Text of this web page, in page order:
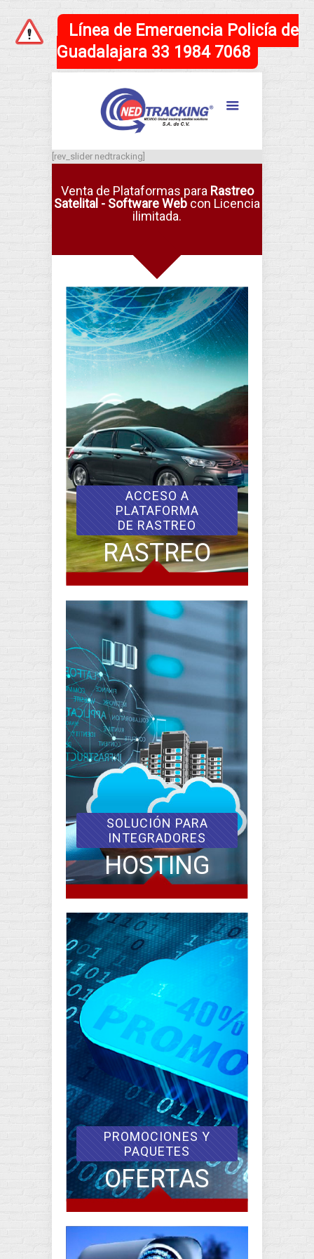
Línea de Emergencia Policía de
Guadalajara 33 1984 7068
[rev_slider nedtracking]
Venta de Plataformas para Rastreo
Satelital - Software Web con Licencia
ilimitada.
ACCESO A
PLATAFORMA
DE RASTREO
RASTREO
SOLUCIÓN PARA
INTEGRADORES
HOSTING
PROMOCIONES Y
PAQUETES
OFERTAS